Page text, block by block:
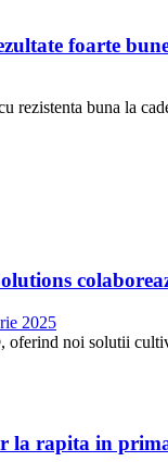
foarte
rezistenta buna la
2025
noi solutii
la rapita in